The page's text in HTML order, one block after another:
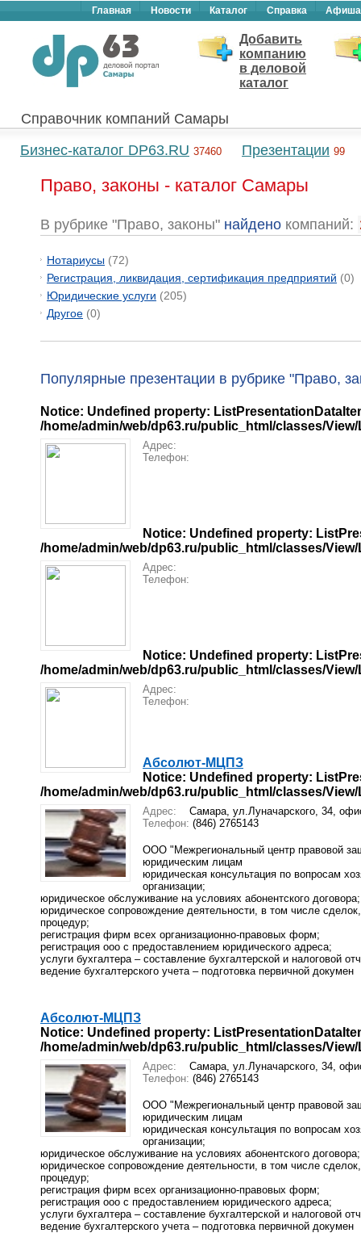
Главная Новости Каталог Справка Афиша
Добавить
компанию
в деловой
каталог
Справочник компаний Самары
Бизнес-каталог DP63.RU 37460 Презентации 99
Право, законы - каталог Самары
В рубрике "Право, законы" найдено компаний:
Нотариусы (72)
Регистрация, ликвидация, сертификация предприятий (0)
Юридические услуги (205)
Другое (0)
Популярные презентации в рубрике "Право,
Notice: Undefined property:
/home/admin/web/dp63.ru/public_html/classes/
Адрес:
Телефон:
Notice: Undefined property:
/home/admin/web/dp63.ru/public_html/classes/
Адрес:
Телефон:
Notice: Undefined property:
/home/admin/web/dp63.ru/public_html/classes/
Адрес:
Телефон:
Абсолют-МЦПЗ
Notice: Undefined property:
/home/admin/web/dp63.ru/public_html/classes/
Адрес:
Самара, ул.Луначарского, 34,
Телефон: (846) 2765143
ООО "Межрегиональный центр правовой
юридическим лицам
юридическая консультация по вопросам
организации;
юридическое обслуживание на условиях абонентского договора;
юридическое сопровождение деятельности, в том числе
процедур;
регистрация фирм всех организационно-правовых форм;
регистрация ооо с предоставлением юридического адреса;
услуги бухгалтера – составление бухгалтерской и налоговой
ведение бухгалтерского учета – подготовка первичной докумен
Абсолют-МЦПЗ
Notice: Undefined property:
/home/admin/web/dp63.ru/public_html/classes/
Адрес:
Самара, ул.Луначарского, 34,
Телефон: (846) 2765143
ООО "Межрегиональный центр правовой
юридическим лицам
юридическая консультация по вопросам
организации;
юридическое обслуживание на условиях абонентского договора;
юридическое сопровождение деятельности, в том числе
процедур;
регистрация фирм всех организационно-правовых форм;
регистрация ооо с предоставлением юридического адреса;
услуги бухгалтера – составление бухгалтерской и налоговой
ведение бухгалтерского учета – подготовка первичной докумен